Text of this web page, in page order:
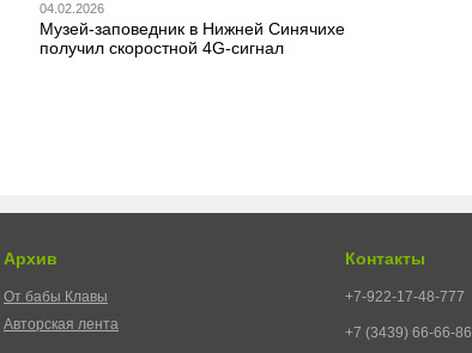
04.02.2026
Музей-заповедник в Нижней Синячихе
получил скоростной 4G-сигнал
Архив
От бабы Клавы
Авторская лента
Контакты
+7-922-17-48-777
+7 (3439) 66-66-86